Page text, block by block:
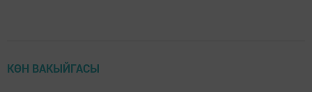
КӨН ВАКЫЙГАСЫ